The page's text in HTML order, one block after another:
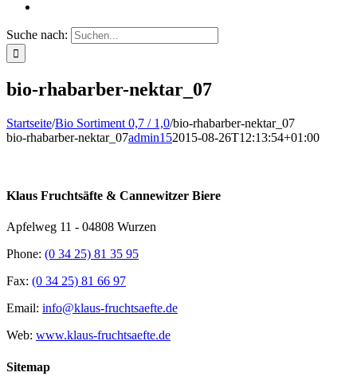
Suche nach:
bio-rhabarber-nektar_07
Startseite/Bio Sortiment 0,7 / 1,0/bio-rhabarber-nektar_07
bio-rhabarber-nektar_07admin152015-08-26T12:13:54+01:00
Klaus Fruchtsäfte & Cannewitzer Biere
Apfelweg 11 - 04808 Wurzen
Phone: (0 34 25) 81 35 95
Fax: (0 34 25) 81 66 97
Email: info@klaus-fruchtsaefte.de
Web: www.klaus-fruchtsaefte.de
Sitemap